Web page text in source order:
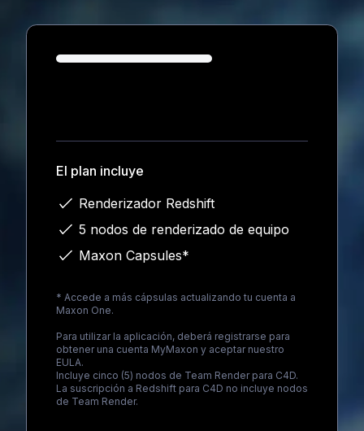
Loading...
El plan incluye
Renderizador Redshift
5 nodos de renderizado de equipo
Maxon Capsules*
* Accede a más cápsulas actualizando tu cuenta a
Maxon One.
Para utilizar la aplicación, deberá registrarse para
obtener una cuenta MyMaxon y aceptar nuestro
EULA.
Incluye cinco (5) nodos de Team Render para C4D.
La suscripción a Redshift para C4D no incluye nodos
de Team Render.